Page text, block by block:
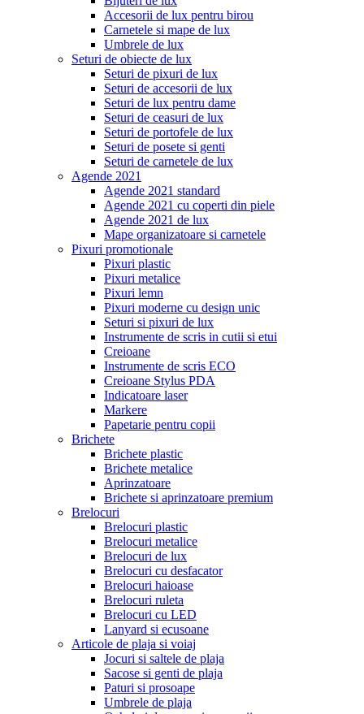
Accesorii de lux pentru birou
Carnetele si mape de lux
Umbrele de lux
Seturi de obiecte de lux
Seturi de pixuri de lux
Seturi de accesorii de lux
Seturi de lux pentru dame
Seturi de ceasuri de lux
Seturi de portofele de lux
Seturi de posete si genti
Seturi de carnetele de lux
Agende 2021
Agende 2021 standard
Agende 2021 cu coperti din piele
Agende 2021 de lux
Mape organizatoare si carnetele
Pixuri promotionale
Pixuri plastic
Pixuri metalice
Pixuri lemn
Pixuri moderne cu design unic
Seturi si pixuri de lux
Instrumente de scris in cutii si etui
Creioane
Instrumente de scris ECO
Creioane Stylus PDA
Indicatoare laser
Markere
Papetarie pentru copii
Brichete
Brichete plastic
Brichete metalice
Aprinzatoare
Brichete si aprinzatoare premium
Brelocuri
Brelocuri plastic
Brelocuri metalice
Brelocuri de lux
Brelocuri cu desfacator
Brelocuri haioase
Brelocuri ruleta
Brelocuri cu LED
Lanyard si ecusoane
Articole de plaja si voiaj
Jocuri si saltele de plaja
Sacose si genti de plaja
Paturi si prosoape
Umbrele de plaja